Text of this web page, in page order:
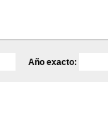
Año exacto: